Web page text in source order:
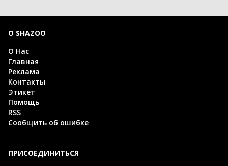
О SHAZOO
О Нас
Главная
Реклама
Контакты
Этикет
Помощь
RSS
Сообщить об ошибке
ПРИСОЕДИНИТЬСЯ